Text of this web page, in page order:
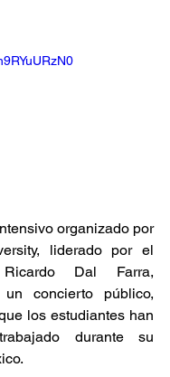
organizado por
liderado por el
Dal Farra,
concierto público,
los estudiantes han
durante su